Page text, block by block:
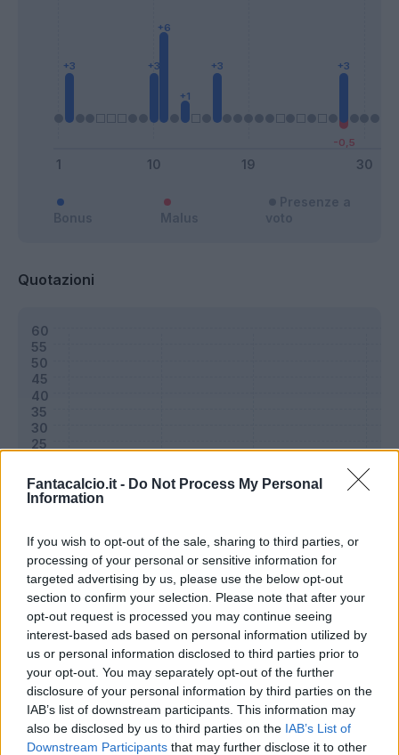
Fantacalcio.it - Do Not Process My Personal
Information
If you wish to opt-out of the sale, sharing to third parties, or
processing of your personal or sensitive information for
targeted advertising by us, please use the below opt-out
section to confirm your selection. Please note that after your
opt-out request is processed you may continue seeing
interest-based ads based on personal information utilized by
us or personal information disclosed to third parties prior to
your opt-out. You may separately opt-out of the further
disclosure of your personal information by third parties on the
IAB’s list of downstream participants. This information may
also be disclosed by us to third parties on the IAB’s List of
Downstream Participants that may further disclose it to other
Quotazioni
Classic Mantra
Riepilogo stagione
Titolare 9 - 29%
Entrato 17 - 54%
Squalificato 0 - 0%